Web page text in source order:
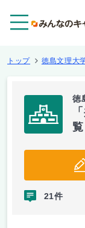
トップ 徳島文理大
徳
覧
21件